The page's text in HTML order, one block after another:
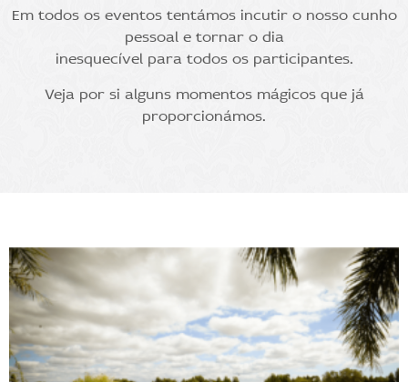
Em todos os eventos tentámos incutir o nosso cunho
pessoal e tornar o dia
inesquecível para todos os participantes.
Veja por si alguns momentos mágicos que já
proporcionámos.